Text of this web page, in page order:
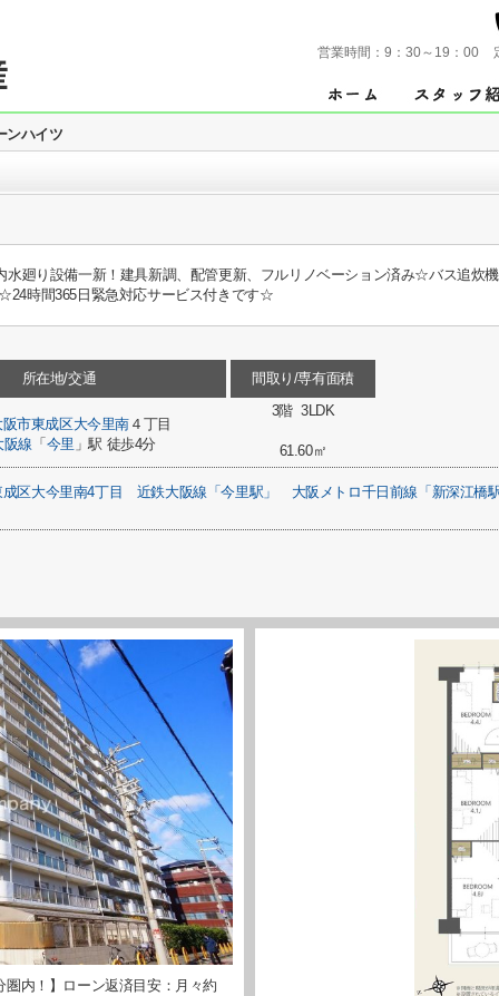
営業時間： 9：30～19：00
ンハイツ
水廻り設備一新！建具新調、配管更新、フルリノベーション済み☆バス追炊
時間365日緊急対応サービス付きです☆
所在地/交通
阪市東成区大今里南 ４丁目
阪線 「 今里 」駅 徒歩4分
間取り/専有面積
3階 3LDK
61.60㎡
成区大今里南4丁目 近鉄大阪線「今里駅」 大阪メトロ千日前線「新深江橋
内！】ローン返済目安：月々約